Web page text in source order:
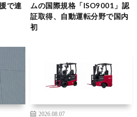
で連
ムの国際規格「ISO9001」認
証取得、自動運転分野で国内
初
2026.08.07